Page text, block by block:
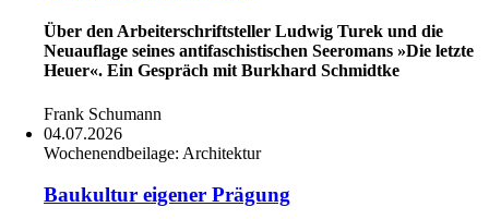
Über den Arbeiterschriftsteller Ludwig Turek und die
Neuauflage seines antifaschistischen Seeromans »Die letzte
Heuer«. Ein Gespräch mit Burkhard Schmidtke
Frank Schumann
04.07.2026
Wochenendbeilage: Architektur
Baukultur eigener Prägung